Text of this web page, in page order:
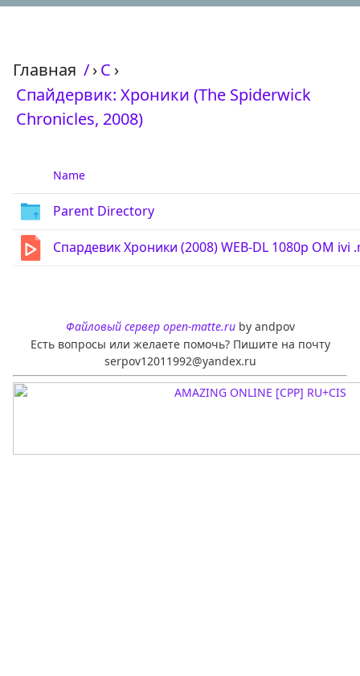
Главная /›С ›
Спайдервик: Хроники (The Spiderwick
Chronicles, 2008)
Name
Parent Directory
Спардевик Хроники (2008) WEB-DL 1080p OM ivi
Файловый сервер open-matte.ruby andpov
Есть вопросы или желаете помочь? Пишите на почту
serpov12011992@yandex.ru